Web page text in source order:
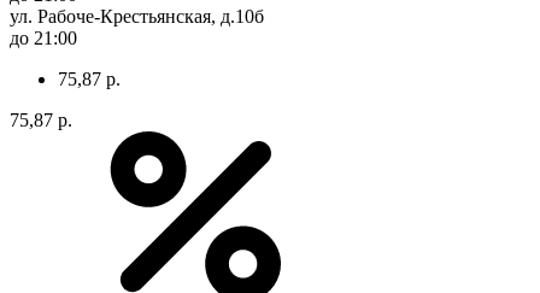
ул. Рабоче-Крестьянская, д.10б
до 21:00
75,87 р.
75,87 р.